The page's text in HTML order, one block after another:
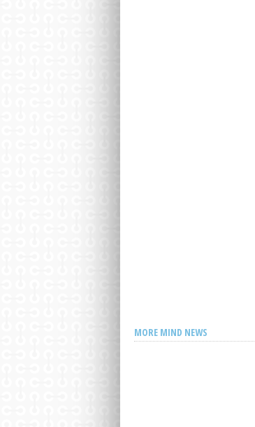
Meeste Nederlanders
MORE MIND NEWS